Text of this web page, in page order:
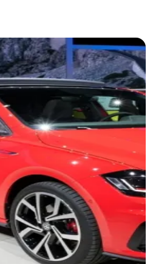
se rapprochant